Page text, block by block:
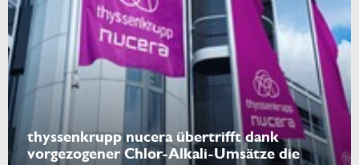
thyssenkrupp nucera übertrifft dank
vorgezogener Chlor-Alkali-Umsätze die